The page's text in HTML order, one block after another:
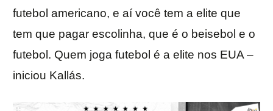
futebol americano, e aí você tem a elite que
tem que pagar escolinha, que é o beisebol e o
futebol. Quem joga futebol é a elite nos EUA –
iniciou Kallás.